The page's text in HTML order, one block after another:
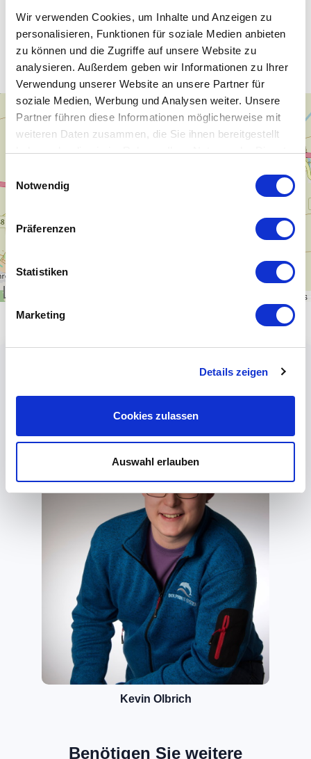
Wir verwenden Cookies, um Inhalte und Anzeigen zu
personalisieren, Funktionen für soziale Medien anbieten
zu können und die Zugriffe auf unsere Website zu
analysieren. Außerdem geben wir Informationen zu Ihrer
Verwendung unserer Website an unsere Partner für
soziale Medien, Werbung und Analysen weiter. Unsere
Partner führen diese Informationen möglicherweise mit
weiteren Daten zusammen, die Sie ihnen bereitgestellt
haben oder die sie im Rahmen Ihrer Nutzung der Dienste
Notwendig
Präferenzen
Statistiken
Marketing
Details zeigen
Cookies zulassen
Auswahl erlauben
Unsere WLAN-Hotspots in Lützen
+
−
contributors
Kevin Olbrich
Benötigen Sie weitere